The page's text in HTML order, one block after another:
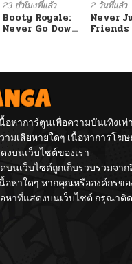
23 ชั่วโมงที่แล้ว
Booty Royale:
Never Go Down
2 วันที่แล้ว
Never
Friends
อหาการ์ตูนเพื่อความบันเทิงเ
มเสียหายใดๆ เนื้อหาการโฆ
บนเว็บไซต์ของเรา
นเว็บไซต์ถูกเก็บรวบรวมจาก
นื้อหาใดๆ หากคุณหรือองค์กร
หาที่แสดงบนเว็บไซต์ กรุณาติ